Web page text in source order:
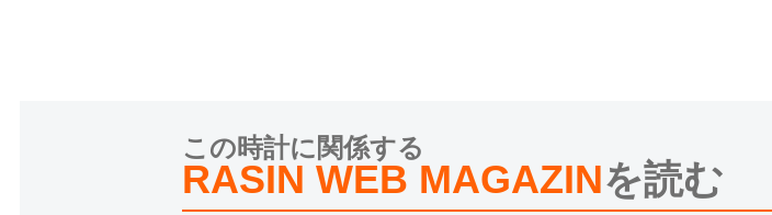
この時計に関係する
RASIN WEB MAGAZINを読む